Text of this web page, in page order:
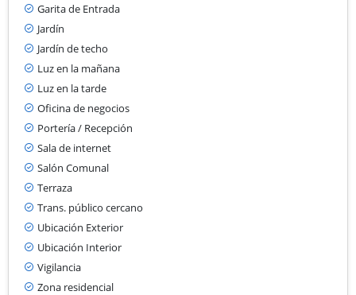
Garita de Entrada
Jardín
Jardín de techo
Luz en la mañana
Luz en la tarde
Oficina de negocios
Portería / Recepción
Sala de internet
Salón Comunal
Terraza
Trans. público cercano
Ubicación Exterior
Ubicación Interior
Vigilancia
Zona residencial